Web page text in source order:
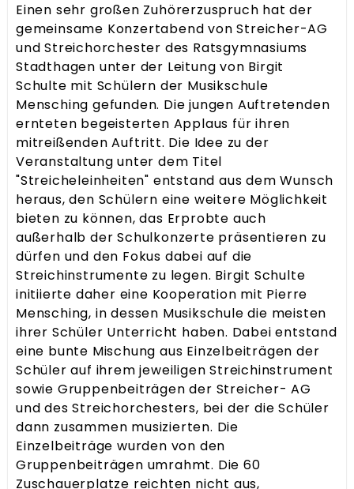
Einen sehr großen Zuhörerzuspruch hat der
gemeinsame Konzertabend von Streicher-AG
und Streichorchester des Ratsgymnasiums
Stadthagen unter der Leitung von Birgit
Schulte mit Schülern der Musikschule
Mensching gefunden. Die jungen Auftretenden
ernteten begeisterten Applaus für ihren
mitreißenden Auftritt. Die Idee zu der
Veranstaltung unter dem Titel
"Streicheleinheiten" entstand aus dem Wunsch
heraus, den Schülern eine weitere Möglichkeit
bieten zu können, das Erprobte auch
außerhalb der Schulkonzerte präsentieren zu
dürfen und den Fokus dabei auf die
Streichinstrumente zu legen. Birgit Schulte
initiierte daher eine Kooperation mit Pierre
Mensching, in dessen Musikschule die meisten
ihrer Schüler Unterricht haben. Dabei entstand
eine bunte Mischung aus Einzelbeiträgen der
Schüler auf ihrem jeweiligen Streichinstrument
sowie Gruppenbeiträgen der Streicher- AG
und des Streichorchesters, bei der die Schüler
dann zusammen musizierten. Die
Einzelbeiträge wurden von den
Gruppenbeiträgen umrahmt. Die 60
Zuschauerplatze reichten nicht aus,